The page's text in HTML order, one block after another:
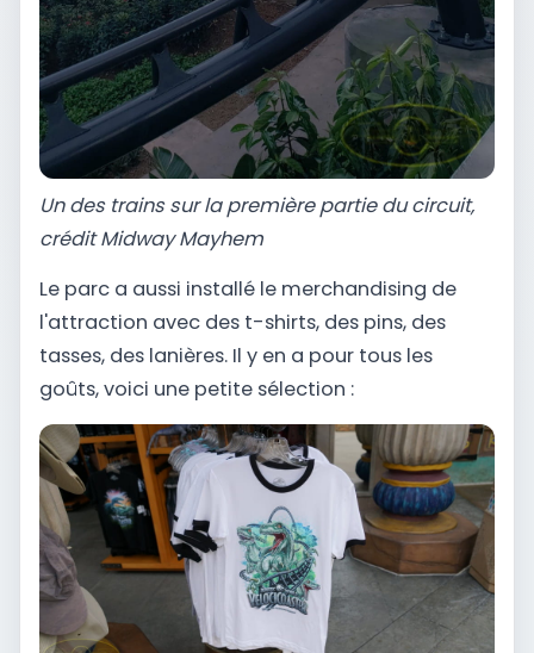
Un des trains sur la première partie du circuit,
crédit Midway Mayhem
Le parc a aussi installé le merchandising de
l'attraction avec des t-shirts, des pins, des
tasses, des lanières. Il y en a pour tous les
goûts, voici une petite sélection :